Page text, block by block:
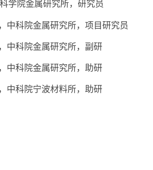
学院金属研究所，研究员
科院金属研究所，项目研究员
科院金属研究所，副研
科院金属研究所，助研
科院宁波材料所，助研